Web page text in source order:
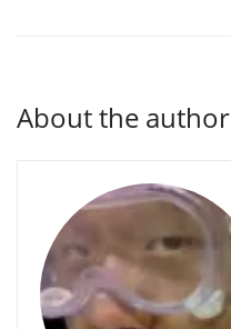
About the author